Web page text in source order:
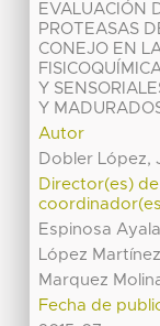
EVALUACIÓN
PROTEASAS
CONEJO EN
Y
Y
Autor
Dobler López,
Director(es)
Espinosa
López
Marquez
Fecha de